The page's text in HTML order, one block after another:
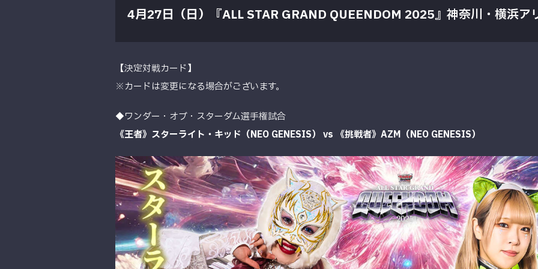
4月27日（日）『ALL STAR GRAND QUEENDOM 2025』 神奈川・横浜ア
【決定対戦カード】
※カードは変更になる場合がございます。
◆ワンダー・オブ・スターダム選手権試合
《王者》 スターライト・キッド（NEO GENESIS） vs 《挑戦者》AZM（NEO GENESIS）